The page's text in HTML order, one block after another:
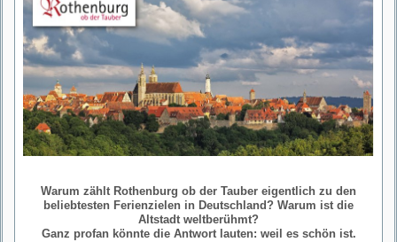
Warum zählt Rothenburg ob der Tauber eigentlich zu den
beliebtesten Ferienzielen in Deutschland? Warum ist die
Altstadt weltberühmt?
Ganz profan könnte die Antwort lauten: weil es schön ist.